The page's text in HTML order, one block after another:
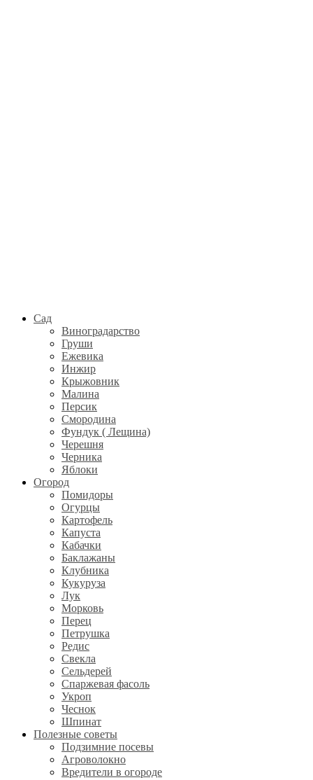
Сад
Виноградарство
Груши
Ежевика
Инжир
Крыжовник
Малина
Персик
Смородина
Фундук ( Лещина)
Черешня
Черника
Яблоки
Огород
Помидоры
Огурцы
Картофель
Капуста
Кабачки
Баклажаны
Клубника
Кукуруза
Лук
Морковь
Перец
Петрушка
Редис
Свекла
Сельдерей
Спаржевая фасоль
Укроп
Чеснок
Шпинат
Полезные советы
Подзимние посевы
Агроволокно
Вредители в огороде